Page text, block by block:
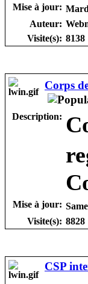
Mise à jour:
Auteur:
Visite(s): 8138
Corps
Description:
Mise à jour:
Visite(s): 8828
CSP